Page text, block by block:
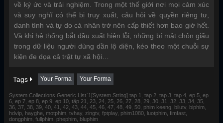
về ký ức và trải nghiệm. Trong một thế giới nơi mọi cảm xúc
và suy nghĩ có thể bị truy xuất, câu hỏi về quyền riêng tư,
danh tính và tự do cá nhân trở nên cấp thiết hơn bao giờ hết.
Và khi hệ thống bắt đầu xuất hiện lỗi, những bí mật chôn giấu
trong dữ liệu người dùng dần lộ diện, kéo theo một chuỗi sự
kiện đe dọa cả trật tự xã hội…
Tags Your Forma Your Forma
System.Collections.Generic.List`1[System.String] tap 1, tap 2, tap 3, tap 4, ep 5, ep
6, ep 7, ep 8, ep 9, ep 10, tập 21, 23, 24, 25, 26, 27, 28, 29, 30, 31, 32, 33, 34, 35,
36, 37, 38, 39, 40, 41, 42, 43, 44, 45, 46, 47, 48, 49, 50, phim keeng, bilutv, biphim,
hdvip, hayghe, motphim, tvhay, zingtv, fptplay, phim1080, luotphim, fimfast,
dongphim, fullphim, phephim, bluphim